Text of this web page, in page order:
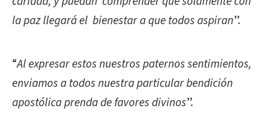
la paz llegará el bienestar a que todos aspiran”.
“Al expresar estos nuestros paternos sentimientos,
enviamos a todos nuestra particular bendición
apostólica prenda de favores divinos”.